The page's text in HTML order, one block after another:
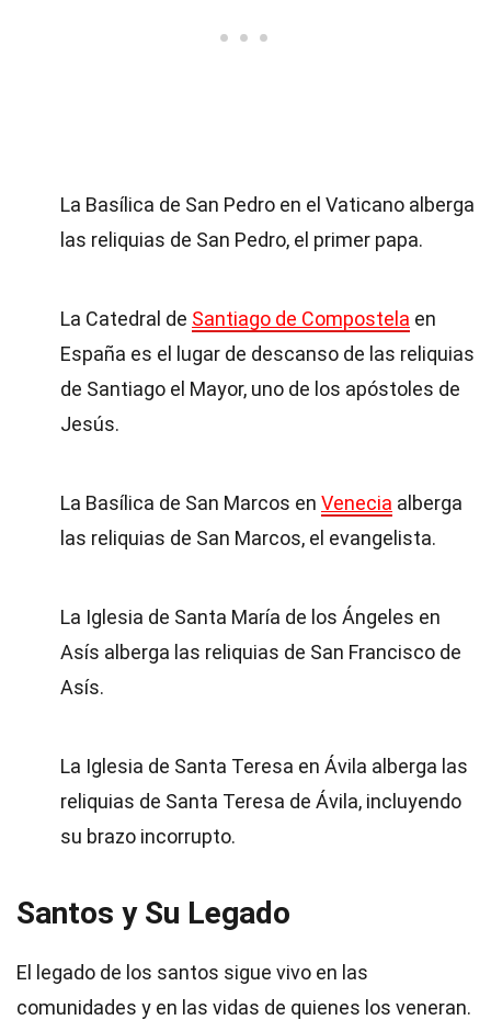
La Basílica de San Pedro en el Vaticano alberga
las reliquias de San Pedro, el primer papa.
La Catedral de Santiago de Compostela en
España es el lugar de descanso de las reliquias
de Santiago el Mayor, uno de los apóstoles de
Jesús.
La Basílica de San Marcos en Venecia alberga
las reliquias de San Marcos, el evangelista.
La Iglesia de Santa María de los Ángeles en
Asís alberga las reliquias de San Francisco de
Asís.
La Iglesia de Santa Teresa en Ávila alberga las
reliquias de Santa Teresa de Ávila, incluyendo
su brazo incorrupto.
Santos y Su Legado
El legado de los santos sigue vivo en las
comunidades y en las vidas de quienes los veneran.